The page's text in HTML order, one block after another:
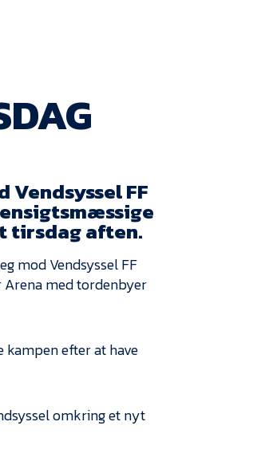
Aktionærinformation
Vendsyssel FF
tirsdag aften.
mod Vendsyssel FF
Arena med tordenbyer
kampen efter at have
omkring et nyt